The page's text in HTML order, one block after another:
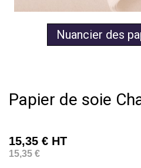
Nuancier des
Papier de soie
15,35 € HT
15,35 €